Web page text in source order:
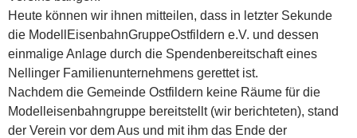
Heute können wir ihnen mitteilen, dass in letzter Sekunde
die ModellEisenbahnGruppeOstfildern e.V. und dessen
einmalige Anlage durch die Spendenbereitschaft eines
Nellinger Familienunternehmens gerettet ist.
Nachdem die Gemeinde Ostfildern keine Räume für die
Modelleisenbahngruppe bereitstellt (wir berichteten), stand
der Verein vor dem Aus und mit ihm das Ende der